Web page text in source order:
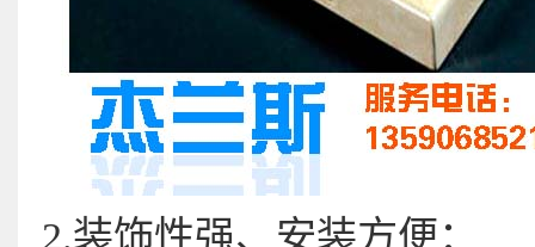
2.装饰性强、安装方便：